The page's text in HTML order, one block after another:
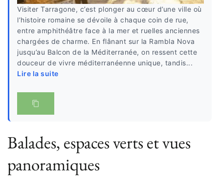
Visiter Tarragone, c’est plonger au cœur d’une ville où
l’histoire romaine se dévoile à chaque coin de rue,
entre amphithéâtre face à la mer et ruelles anciennes
chargées de charme. En flânant sur la Rambla Nova
jusqu’au Balcon de la Méditerranée, on ressent cette
douceur de vivre méditerranéenne unique, tandis...
Lire la suite
Balades, espaces verts et vues
panoramiques